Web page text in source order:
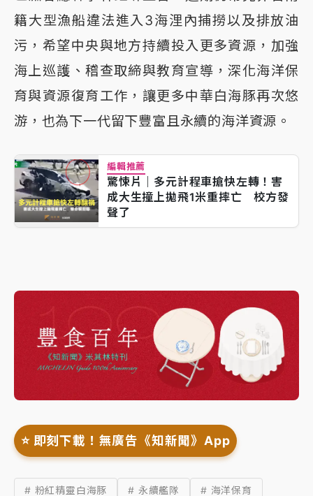
籍大型漁船違法進入3海浬內捕撈以及排放油
污，希望中央與地方持續投入更多資源，加強
海上巡護、稽查取締與教育宣導，深化海洋保
育與資源復育工作，讓更多中華白海豚再次悠
游，也為下一代留下豐富且永續的海洋資源。
編輯推薦
驚悚片｜多元計程車搶快左轉！害
成大生撞上拋飛1米重摔亡 校方發
聲了
⭐️ 即刻下載！無廣告《知新聞》App
# 粉紅精靈白海豚 # 永續艦隊 # 海洋保育